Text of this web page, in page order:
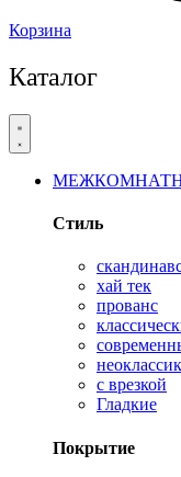
Корзина
Каталог
Стиль
хай тек
прованс
с врезкой
Гладкие
Покрытие